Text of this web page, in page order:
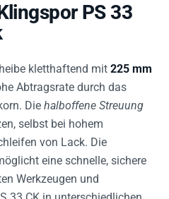
PS 33
kletthaftend mit 225 mm
Abtragsrate durch das
Die halboffene Streuung
selbst bei hohem
von Lack. Die
eine schnelle, sichere
Werkzeugen und